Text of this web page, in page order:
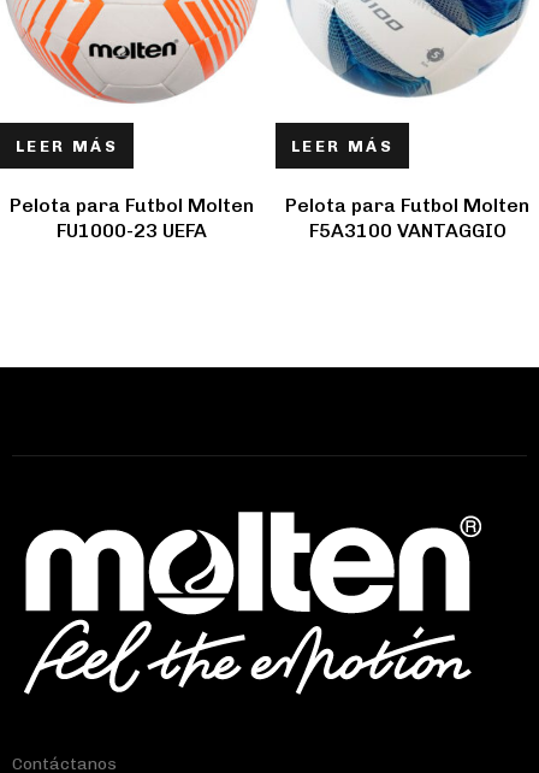
LEER MÁS
Pelota para Futbol Molten
FU1000-23 UEFA
LEER MÁS
Pelota para Futbol Molten
F5A3100 VANTAGGIO
Contáctanos